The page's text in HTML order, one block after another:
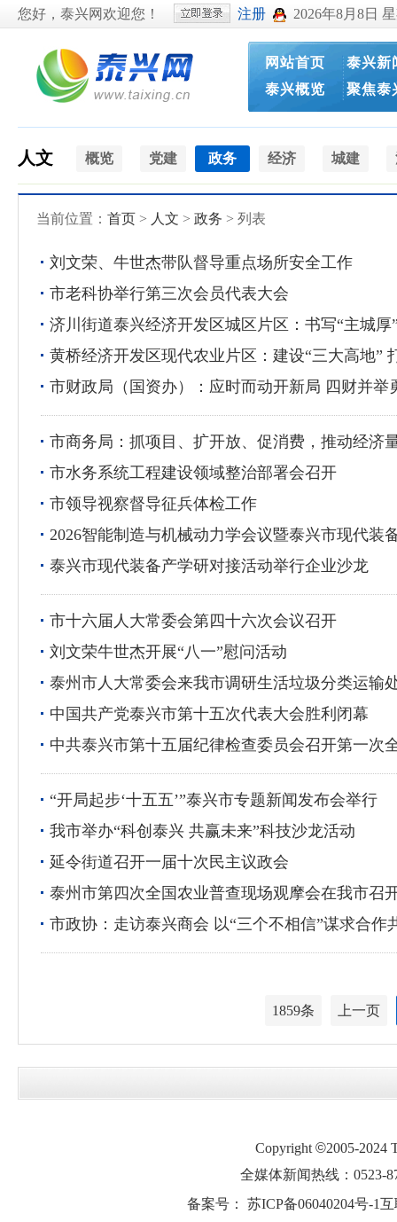
您好，泰兴网欢迎您！ 注册 2026年8月8日
网站首页
泰兴概览
泰兴新
聚焦泰
人文 概览 党建 政务 经济 城建
当前位置： 首页 > 人文 > 政务 > 列表
刘文荣、牛世杰带队督导重点场所安全工作
市老科协举行第三次会员代表大会
济川街道泰兴经济开发区城区片区：书写“主城厚
黄桥经济开发区现代农业片区：建设“三大高地”
市财政局（国资办）：应时而动开新局 四财并举
市商务局：抓项目、扩开放、促消费，推动经济
市水务系统工程建设领域整治部署会召开
市领导视察督导征兵体检工作
2026智能制造与机械动力学会议暨泰兴市现代装
泰兴市现代装备产学研对接活动举行企业沙龙
市十六届人大常委会第四十六次会议召开
刘文荣牛世杰开展“八一”慰问活动
泰州市人大常委会来我市调研生活垃圾分类运输
中国共产党泰兴市第十五次代表大会胜利闭幕
中共泰兴市第十五届纪律检查委员会召开第一次
“开局起步‘十五五’”泰兴市专题新闻发布会举行
我市举办“科创泰兴 共赢未来”科技沙龙活动
延令街道召开一届十次民主议政会
泰州市第四次全国农业普查现场观摩会在我市召
市政协：走访泰兴商会 以“三个不相信”谋求合作
1859条 上一页
Copyright ©2005-2024
全媒体新闻热线：0523-
备案号： 苏ICP备06040204号-1互